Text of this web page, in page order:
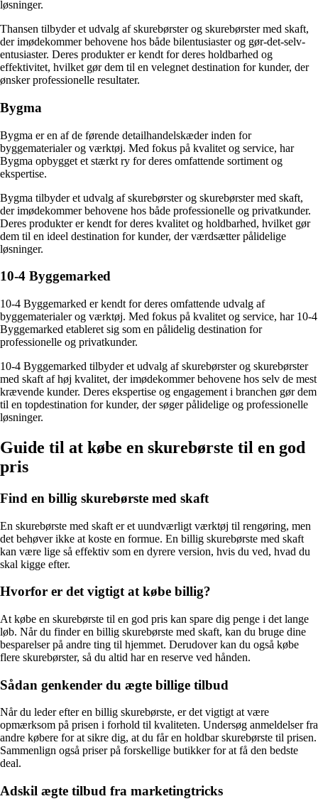
løsninger.
Thansen tilbyder et udvalg af skurebørster og skurebørster med skaft,
der imødekommer behovene hos både bilentusiaster og gør-det-selv-
entusiaster. Deres produkter er kendt for deres holdbarhed og
effektivitet, hvilket gør dem til en velegnet destination for kunder, der
ønsker professionelle resultater.
Bygma
Bygma er en af de førende detailhandelskæder inden for
byggematerialer og værktøj. Med fokus på kvalitet og service, har
Bygma opbygget et stærkt ry for deres omfattende sortiment og
ekspertise.
Bygma tilbyder et udvalg af skurebørster og skurebørster med skaft,
der imødekommer behovene hos både professionelle og privatkunder.
Deres produkter er kendt for deres kvalitet og holdbarhed, hvilket gør
dem til en ideel destination for kunder, der værdsætter pålidelige
løsninger.
10-4 Byggemarked
10-4 Byggemarked er kendt for deres omfattende udvalg af
byggematerialer og værktøj. Med fokus på kvalitet og service, har 10-4
Byggemarked etableret sig som en pålidelig destination for
professionelle og privatkunder.
10-4 Byggemarked tilbyder et udvalg af skurebørster og skurebørster
med skaft af høj kvalitet, der imødekommer behovene hos selv de mest
krævende kunder. Deres ekspertise og engagement i branchen gør dem
til en topdestination for kunder, der søger pålidelige og professionelle
løsninger.
Guide til at købe en skurebørste til en god
pris
Find en billig skurebørste med skaft
En skurebørste med skaft er et uundværligt værktøj til rengøring, men
det behøver ikke at koste en formue. En billig skurebørste med skaft
kan være lige så effektiv som en dyrere version, hvis du ved, hvad du
skal kigge efter.
Hvorfor er det vigtigt at købe billig?
At købe en skurebørste til en god pris kan spare dig penge i det lange
løb. Når du finder en billig skurebørste med skaft, kan du bruge dine
besparelser på andre ting til hjemmet. Derudover kan du også købe
flere skurebørster, så du altid har en reserve ved hånden.
Sådan genkender du ægte billige tilbud
Når du leder efter en billig skurebørste, er det vigtigt at være
opmærksom på prisen i forhold til kvaliteten. Undersøg anmeldelser fra
andre købere for at sikre dig, at du får en holdbar skurebørste til prisen.
Sammenlign også priser på forskellige butikker for at få den bedste
deal.
Adskil ægte tilbud fra marketingtricks